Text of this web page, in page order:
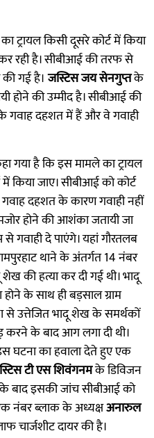
ट्रायल किसी दूसरे कोर्ट में किया
रही है। सीबीआई की तरफ से
की गई है।जस्टिस जय सेनगुप्तके
होने की उम्मीद है। सीबीआई की
दहशत में हैं और वे गवाही
गया है कि इस मामले का ट्रायल
किया जाए। सीबीआई को कोर्ट
दहशत के कारण गवाही नहीं
होने की आशंका जतायी जा
से गवाही दे पाएंगे। यहां गौरतलब
थाने के अंतर्गत 14 नंबर
शेख की हत्या कर दी गई थी। भादू
के साथ ही बड़साल ग्राम
से उत्तेजित भादू शेख के समर्थकों
के बाद आग लगा दी थी।
घटना का हवाला देते हुए एक
टी एस शिवंगनमके डिविजन
बाद इसकी जांच सीबीआई को
नंबर ब्लाक के अध्यक्षअनारुल
चार्जशीट दायर की है।